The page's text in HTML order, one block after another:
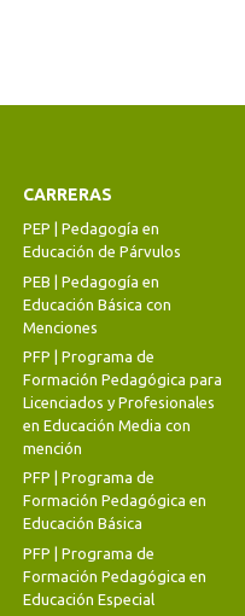
CARRERAS
PEP | Pedagogía en
Educación de Párvulos
PEB | Pedagogía en
Educación Básica con
Menciones
PFP | Programa de
Formación Pedagógica para
Licenciados y Profesionales
en Educación Media con
mención
PFP | Programa de
Formación Pedagógica en
Educación Básica
PFP | Programa de
Formación Pedagógica en
Educación Especial